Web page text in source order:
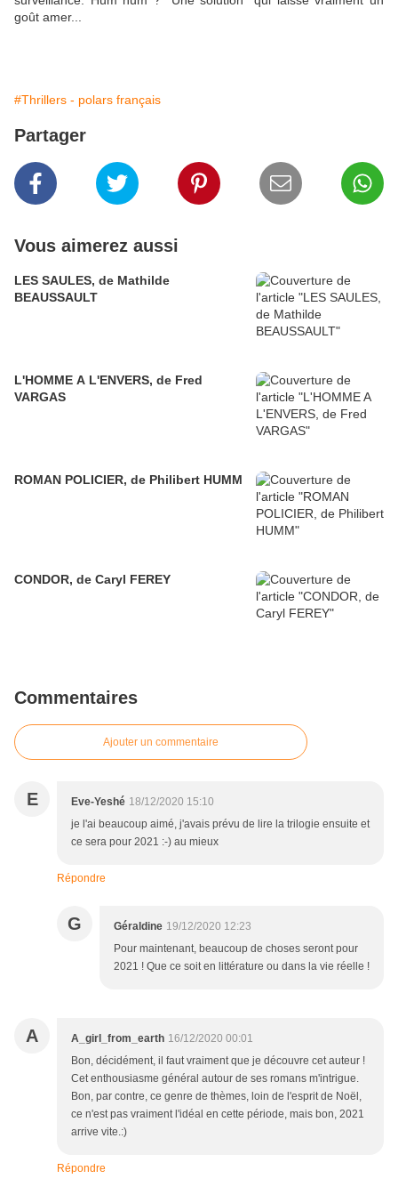
goût amer...
#Thrillers - polars français
Partager
Vous aimerez aussi
LES SAULES, de Mathilde
BEAUSSAULT
L'HOMME A L'ENVERS, de Fred
VARGAS
ROMAN POLICIER, de Philibert HUMM
CONDOR, de Caryl FEREY
Commentaires
Ajouter un commentaire
E Eve-Yeshé 18/12/2020 15:10
je l'ai beaucoup aimé, j'avais prévu de lire la trilogie ensuite et
ce sera pour 2021 :-) au mieux
Répondre
G Géraldine 19/12/2020 12:23
Pour maintenant, beaucoup de choses seront pour
2021 ! Que ce soit en littérature ou dans la vie réelle !
A A_girl_from_earth 16/12/2020 00:01
Bon, décidément, il faut vraiment que je découvre cet auteur !
Cet enthousiasme général autour de ses romans m'intrigue.
Bon, par contre, ce genre de thèmes, loin de l'esprit de Noël,
ce n'est pas vraiment l'idéal en cette période, mais bon, 2021
arrive vite.:)
Répondre